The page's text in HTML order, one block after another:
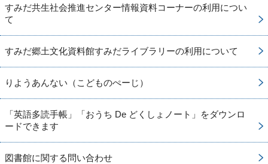
すみだ共生社会推進センター情報資料コーナーの利用につい
て
すみだ郷土文化資料館すみだライブラリーの利用について
りようあんない（こどものぺーじ）
「英語多読手帳」「おうち De どくしょノート」をダウンロ
ードできます
図書館に関する問い合わせ